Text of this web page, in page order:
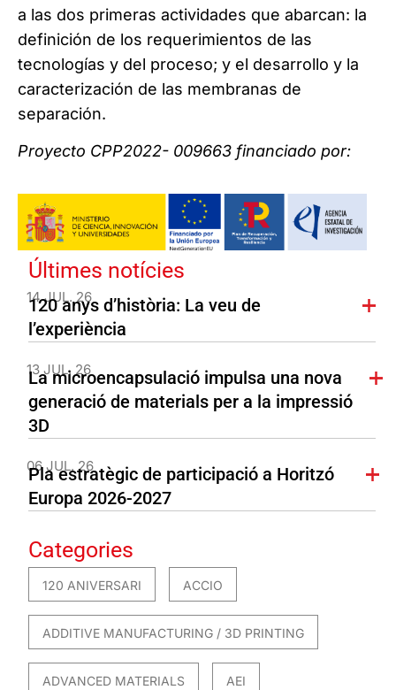
a las dos primeras actividades que abarcan: la
definición de los requerimientos de las
tecnologías y del proceso; y el desarrollo y la
caracterización de las membranas de
separación.
Proyecto CPP2022- 009663 financiado por:
Últimes notícies
14 JUL. 26
120 anys d’història: La veu de
l’experiència
13 JUL. 26
La microencapsulació impulsa una nova
generació de materials per a la impressió
3D
06 JUL. 26
Pla estratègic de participació a Horitzó
Europa 2026-2027
Categories
120 ANIVERSARI ACCIO
ADDITIVE MANUFACTURING / 3D PRINTING
ADVANCED MATERIALS AEI